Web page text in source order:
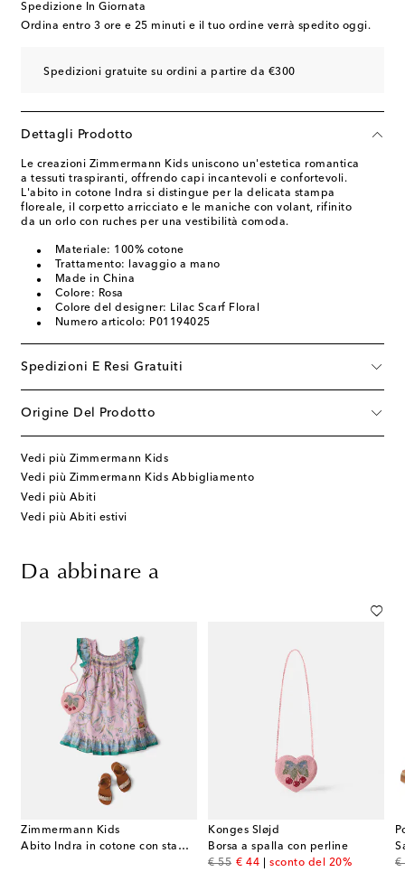
Spedizione In Giornata
Ordina entro 3 ore e 25 minuti e il tuo ordine verrà spedito oggi.
Spedizioni gratuite su ordini a partire da €300
Dettagli Prodotto
Le creazioni Zimmermann Kids uniscono un'estetica romantica
a tessuti traspiranti, offrendo capi incantevoli e confortevoli.
L'abito in cotone Indra si distingue per la delicata stampa
floreale, il corpetto arricciato e le maniche con volant, rifinito
da un orlo con ruches per una vestibilità comoda.
Materiale: 100% cotone
Trattamento: lavaggio a mano
Made in China
Colore: Rosa
Colore del designer: Lilac Scarf Floral
Numero articolo: P01194025
Spedizioni E Resi Gratuiti
Origine Del Prodotto
Vedi più Zimmermann Kids
Vedi più Zimmermann Kids Abbigliamento
Vedi più Abiti
Vedi più Abiti estivi
Da abbinare a
Zimmermann Kids
Abito Indra in cotone con stampa
Konges Sløjd
Borsa a spalla con perline
€ 55
original price
€ 44
discount price
sconto del 20%
€